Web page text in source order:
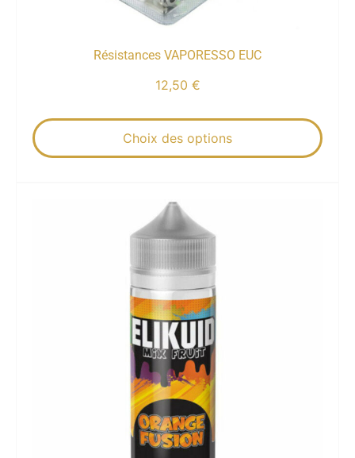
Résistances VAPORESSO EUC
12,50 €
Choix des options